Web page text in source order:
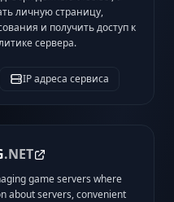
личную страницу,
и получить доступ к
сервера.
IP адреса сервиса
.NET
game servers where
about servers, convenient